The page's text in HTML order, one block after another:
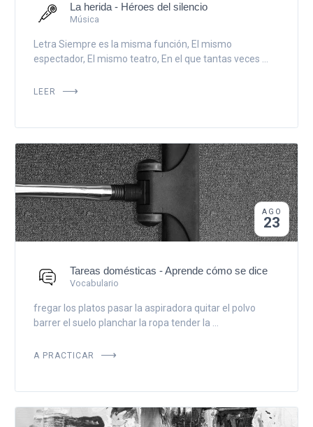
La herida - Héroes del silencio
Música
Letra Siempre es la misma función, El mismo
espectador, El mismo teatro, En el que tantas veces ...
LEER
AGO
23
Tareas domésticas - Aprende cómo se dice
Vocabulario
fregar los platos pasar la aspiradora quitar el polvo
barrer el suelo planchar la ropa tender la ...
A PRACTICAR